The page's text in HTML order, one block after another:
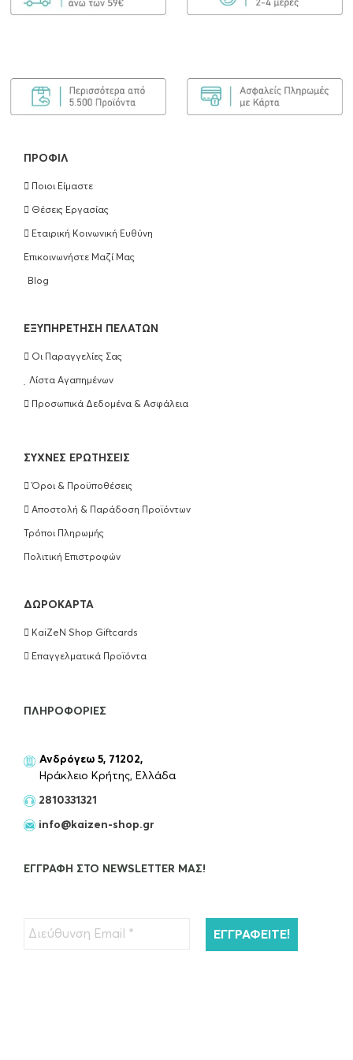
ΠΡΟΦΊΛ
Ποιοι Είμαστε
Θέσεις Εργασίας
Εταιρική Κοινωνική Ευθύνη
Επικοινωνήστε Μαζί Μας
Blog
EΞΥΠΗΡΈΤΗΣΗ ΠΕΛΑΤΏΝ
Οι Παραγγελίες Σας
Λίστα Αγαπημένων
Προσωπικά Δεδομένα & Ασφάλεια
ΣΥΧΝΈΣ ΕΡΩΤΉΣΕΙΣ
Όροι & Προϋποθέσεις
Αποστολή & Παράδοση Προϊόντων
Τρόποι Πληρωμής
Πολιτική Επιστροφών
ΔΩΡΟΚΆΡΤΑ
KaiZeN Shop Giftcards
Επαγγελματικά Προϊόντα
ΠΛΗΡΟΦΟΡΊΕΣ
Ανδρόγεω 5, 71202,
Ηράκλειο Κρήτης, Ελλάδα
2810331321
info@kaizen-shop.gr
ΕΓΓΡΑΦΉ ΣΤΟ NEWSLETTER ΜΑΣ!